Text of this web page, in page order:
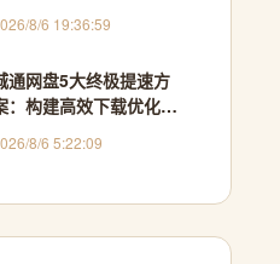
8/6 19:36:59
通网盘5大终极提速方
：构建高效下载优化生
8/6 5:22:09